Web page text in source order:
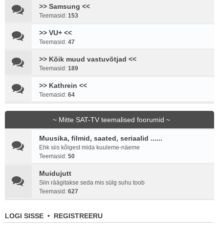
>> Samsung <<
Teemasid: 153
>> VU+ <<
Teemasid: 47
>> Kõik muud vastuvõtjad <<
Teemasid: 189
>> Kathrein <<
Teemasid: 64
~ Mitte SAT-TV teemalised foorumid ~
Muusika, filmid, saated, seriaalid ......
Ehk siis kõigest mida kuuleme-näeme
Teemasid: 50
Muidujutt
Siin räägitakse seda mis sülg suhu toob
Teemasid: 627
LOGI SISSE • REGISTREERU